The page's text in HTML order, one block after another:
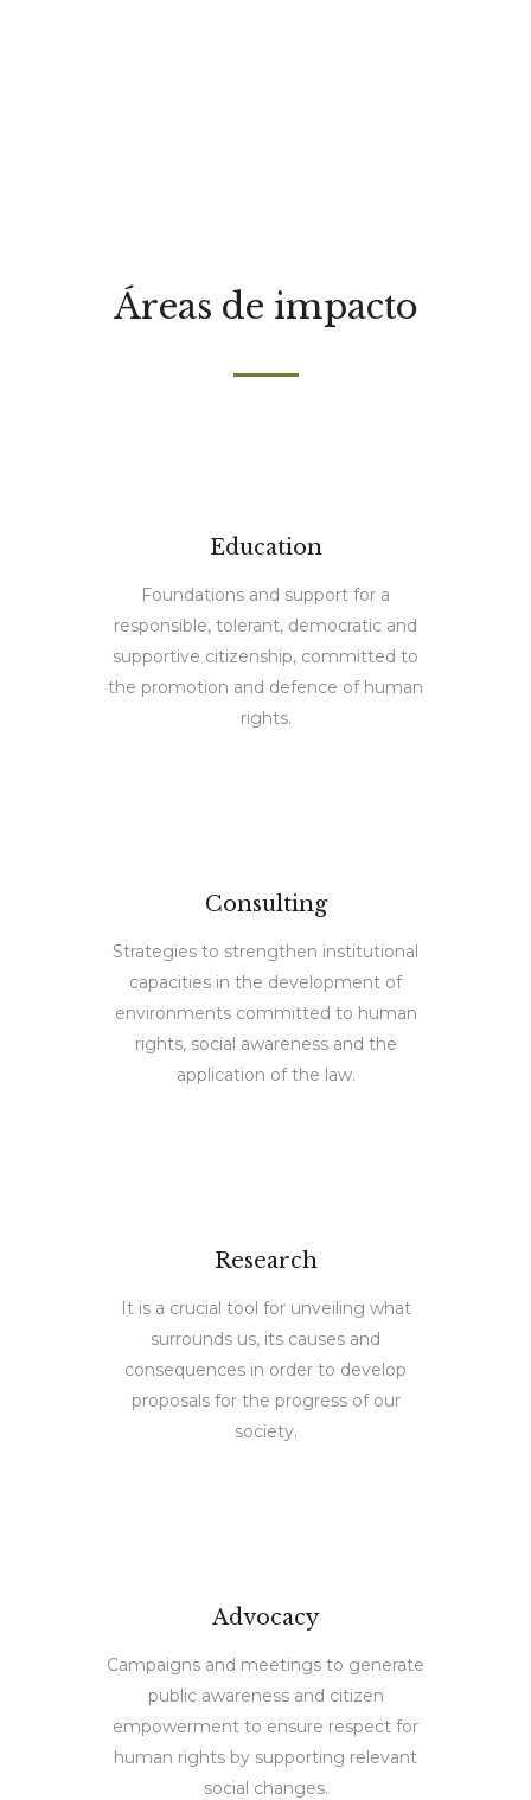
Áreas de impacto
Education
Foundations and support for a
responsible, tolerant, democratic and
supportive citizenship, committed to
the promotion and defence of human
rights.
Consulting
Strategies to strengthen institutional
capacities in the development of
environments committed to human
rights, social awareness and the
application of the law.
Research
It is a crucial tool for unveiling what
surrounds us, its causes and
consequences in order to develop
proposals for the progress of our
society.
Advocacy
Campaigns and meetings to generate
public awareness and citizen
empowerment to ensure respect for
human rights by supporting relevant
social changes.